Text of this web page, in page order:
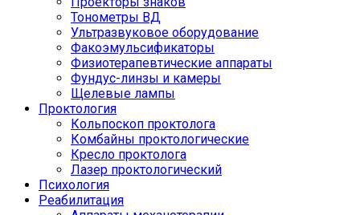
Тонометры ВД
Ультразвуковое оборудование
Факоэмульсификаторы
Физиотерапевтические аппараты
Фундус-линзы и камеры
Щелевые лампы
Проктология
Кольпоскоп проктолога
Комбайны проктологические
Кресло проктолога
Лазер проктологический
Психология
Реабилитация